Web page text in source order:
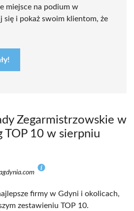
miejsce na podium w
się i pokaż swoim klientom, że
Zegarmistrzowskie w
TOP 10 w sierpniu
firmy w Gdyni i okolicach,
zestawieniu TOP 10.